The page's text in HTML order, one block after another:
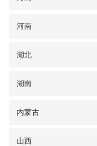
河南
湖北
湖南
内蒙古
山西